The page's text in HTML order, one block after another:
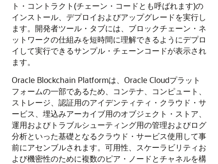
ト・コントラクト(チェーン・コードとも呼ばれます)の
インストール、デプロイおよびアップグレードを実行し
ます。開発者ツール・タブには、ブロックチェーン・ネ
ットワークの仕組みを短時間に理解できるようにデプロ
イして実行できるサンプル・チェーンコードが表示され
ます。
Oracle Blockchain Platformは、Oracle Cloudプラット
フォームの一部であるため、コンテナ、コンピュート、
ストレージ、認証用のアイデンティティ・クラウド・サ
ービス、埋込みアーカイブ用のオブジェクト・ストア、
運用およびトラブルシューティング用の管理およびログ
分析といった基礎となるクラウド・サービス使用して事
前にアセンブルされます。可用性、スケーラビリティお
よび機密性のために複数のピア・ノードとチャネルを構